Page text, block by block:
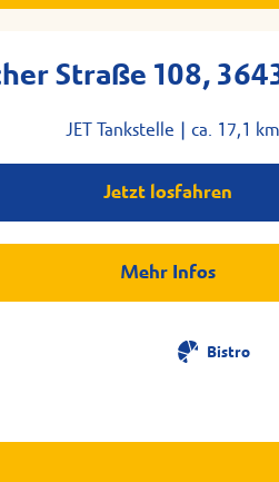
Straße 108,
JET Tankstelle | ca. 17,1 km
Jetzt losfahren
Mehr Infos
Bistro